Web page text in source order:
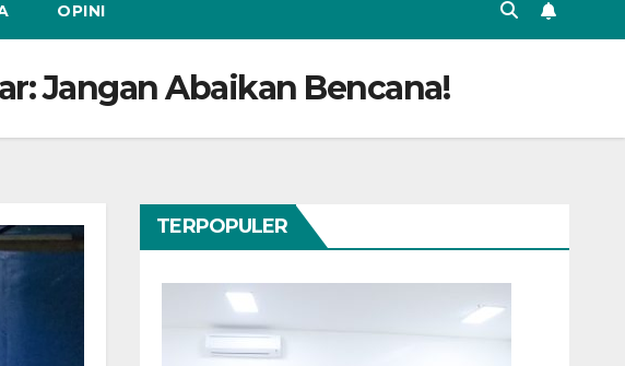
OPINI
Jangan Abaikan Bencana!
TERPOPULER